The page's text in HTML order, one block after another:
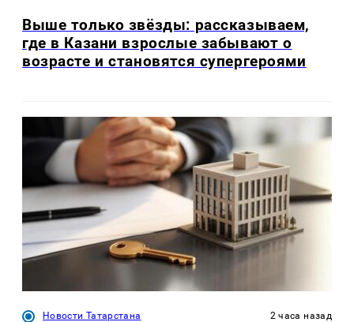
Выше только звёзды: рассказываем,
где в Казани взрослые забывают о
возрасте и становятся супергероями
Новости Татарстана 2 часа назад